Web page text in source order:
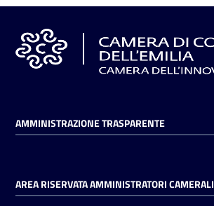
Tutelare
l'Impresa
Consumatore
L'impresa
in
AMMINISTRAZIONE TRASPARENTE
AREA RISERVATA AMMINISTRATORI CAMERALI